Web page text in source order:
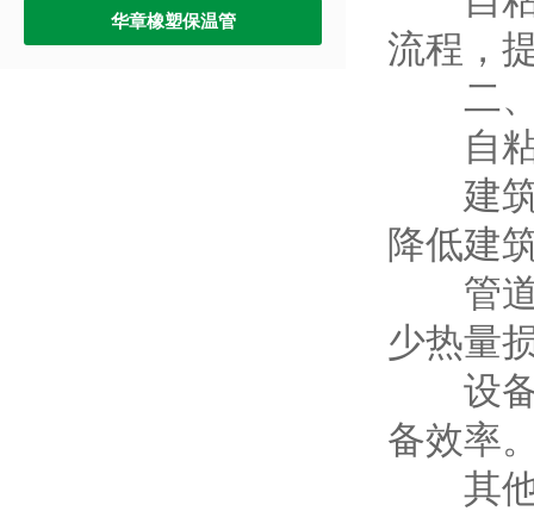
华章橡塑保温管
流程，
二、
自粘
建筑
降低建
管道
少热量
设备
备效率
其他